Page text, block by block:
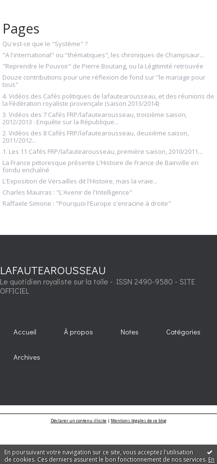
En poursuivant votre navigation sur ce site, vous acceptez l'utilisation
de cookies. Ces derniers assurent le bon fonctionnement de nos services. En
Pages
Qu'est-ce que le "Système" ?
"A l'international" ou "thématiques", les chroniques de Champsaur...
"Reprendre le Pouvoir" de Pierre Boutang, ou la Légitimité retrouvée
Douze contributions pour une réflexion de fond sur "le mariage pour
tous"
4. Vidéos des Cafés politiques de lafautearousseau, et des réunions de
la Fédération royaliste provençale (saison 2013/2014)
3. Vidéos des 7 Cafés FRP/lafautearousseau, troisième saison,
2012/2013 : Enquête sur la République...
2. Vidéos des 8 Cafés FRP/lafautearousseau, deuxième saison,
2011/2012...
1. Les 11 Cafés FRP/lafautearousseau, première saison, 2010/2011...
La France pittoresque présente L'Histoire de France de Bainville en
fondu enchaîné
L'Exposition de Versailles dit l'Histoire, mais la vraie...
Charles Maurras : "L'Avenir de l'Intelligence"
Raffaele Simone : "Pourquoi l'Europe s'enracine à droite"
LAFAUTEAROUSSEAU
Le quotidien royaliste sur la toile - ISSN 2490-9580 - SITE
OFFICIEL
Accueil À propos Notes Catégories
Archives
Déclarer un contenu illicite| Mentions légales de ce blog